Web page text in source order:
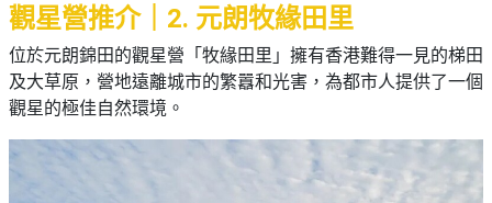
觀星營推介｜2. 元朗牧緣田里
位於元朗錦田的觀星營「牧緣田里」擁有香港難得一見的梯田
及大草原，營地遠離城市的繁囂和光害，為都市人提供了一個
觀星的極佳自然環境。